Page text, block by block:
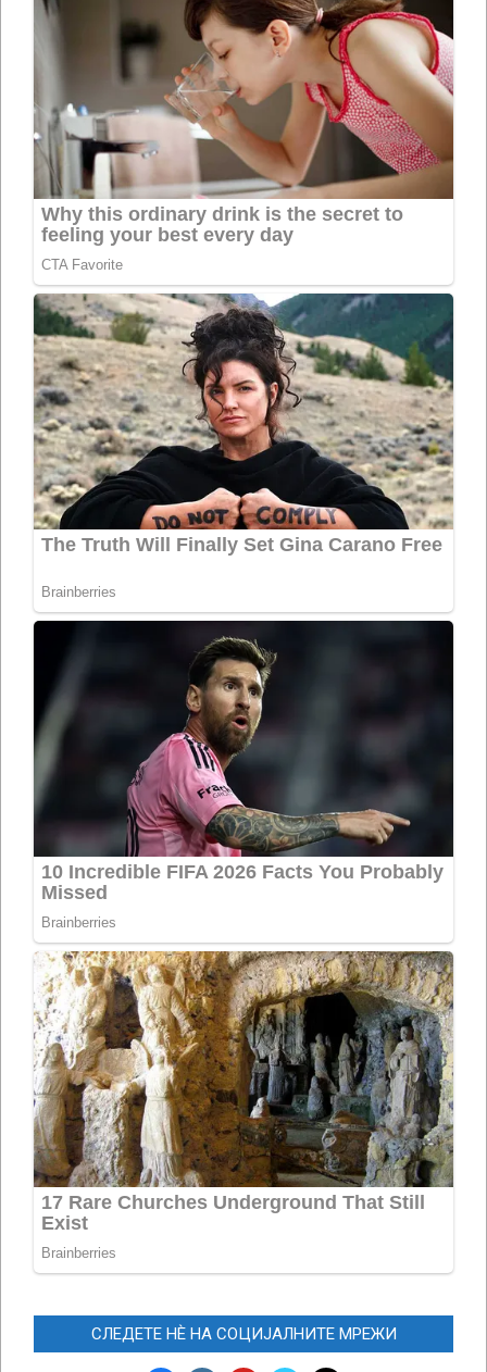
СЛЕДЕТЕ НЀ НА СОЦИЈАЛНИТЕ МРЕЖИ